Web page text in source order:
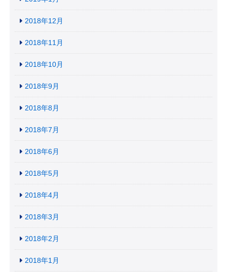
2018年12月
2018年11月
2018年10月
2018年9月
2018年8月
2018年7月
2018年6月
2018年5月
2018年4月
2018年3月
2018年2月
2018年1月